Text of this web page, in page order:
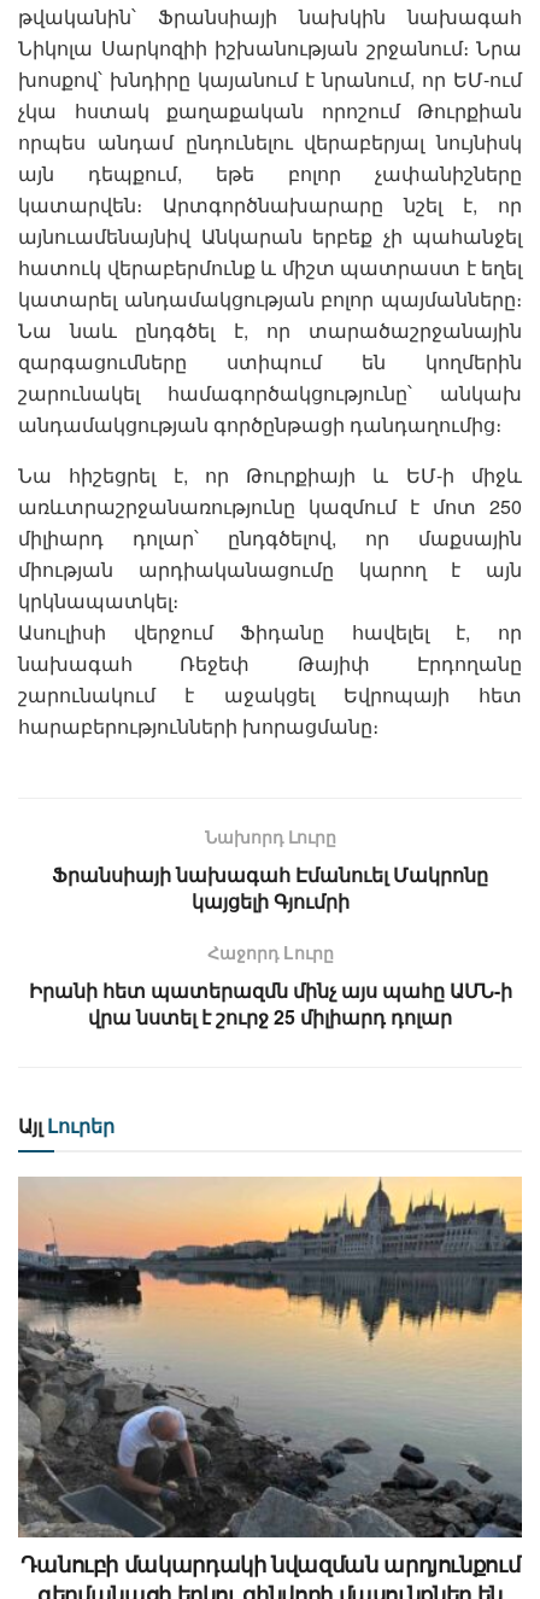
թվականին՝ Ֆրանսիայի նախկին նախագահ
Նիկոլա Սարկոզիի իշխանության շրջանում։ Նրա
խոսքով՝ խնդիրը կայանում է նրանում, որ ԵՄ-ում
չկա հստակ քաղաքական որոշում Թուրքիան
որպես անդամ ընդունելու վերաբերյալ նույնիսկ
այն դեպքում, եթե բոլոր չափանիշները
կատարվեն։ Արտգործնախարարը նշել է, որ
այնուամենայնիվ Անկարան երբեք չի պահանջել
հատուկ վերաբերմունք և միշտ պատրաստ է եղել
կատարել անդամակցության բոլոր պայմանները։
Նա նաև ընդգծել է, որ տարածաշրջանային
զարգացումները ստիպում են կողմերին
շարունակել համագործակցությունը՝ անկախ
անդամակցության գործընթացի դանդաղումից։
Նա հիշեցրել է, որ Թուրքիայի և ԵՄ-ի միջև
առևտրաշրջանառությունը կազմում է մոտ 250
միլիարդ դոլար՝ ընդգծելով, որ մաքսային
միության արդիականացումը կարող է այն
կրկնապատկել։
Ասուլիսի վերջում Ֆիդանը հավելել է, որ
նախագահ Ռեջեփ Թայիփ Էրդողանը
շարունակում է աջակցել Եվրոպայի հետ
հարաբերությունների խորացմանը։
Նախորդ Լուրը
Ֆրանսիայի նախագահ Էմանուել Մակրոնը
կայցելի Գյումրի
Հաջորդ Lուրը
Իրանի հետ պատերազմն մինչ այս պահը ԱՄՆ-ի
վրա նստել է շուրջ 25 միլիարդ դոլար
Այլ Լուրեր
Դանուբի մակարդակի նվազման արդյունքում